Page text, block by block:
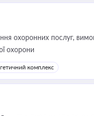
охоронних послуг,
охорони
комплекс